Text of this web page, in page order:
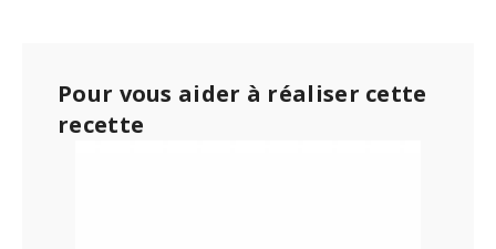
Pour vous aider à réaliser cette
recette